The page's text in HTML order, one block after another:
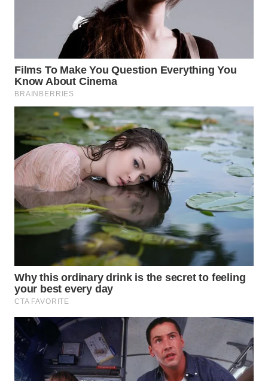
PAKPAK
WN
KARAWANG
WN
BEKASI
WN
BOGOR
WN
WN
TAPANULI
UTARA
SAMOSIR
WN